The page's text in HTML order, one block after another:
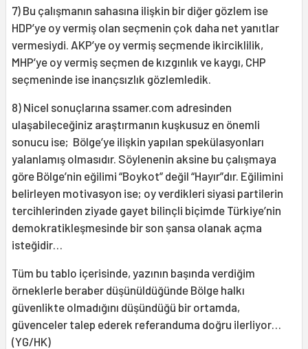
7) Bu çalışmanın sahasına ilişkin bir diğer gözlem ise
HDP’ye oy vermiş olan seçmenin çok daha net yanıtlar
vermesiydi. AKP’ye oy vermiş seçmende ikirciklilik,
MHP’ye oy vermiş seçmen de kızgınlık ve kaygı, CHP
seçmeninde ise inançsızlık gözlemledik.
8) Nicel sonuçlarına ssamer.com adresinden
ulaşabileceğiniz araştırmanın kuşkusuz en önemli
sonucu ise; Bölge’ye ilişkin yapılan spekülasyonları
yalanlamış olmasıdır. Söylenenin aksine bu çalışmaya
göre Bölge’nin eğilimi “Boykot” değil “Hayır”dır. Eğilimini
belirleyen motivasyon ise; oy verdikleri siyasi partilerin
tercihlerinden ziyade gayet bilinçli biçimde Türkiye’nin
demokratikleşmesinde bir son şansa olanak açma
isteğidir…
Tüm bu tablo içerisinde, yazının başında verdiğim
örneklerle beraber düşünüldüğünde Bölge halkı
güvenlikte olmadığını düşündüğü bir ortamda,
güvenceler talep ederek referanduma doğru ilerliyor…
(YG/HK)